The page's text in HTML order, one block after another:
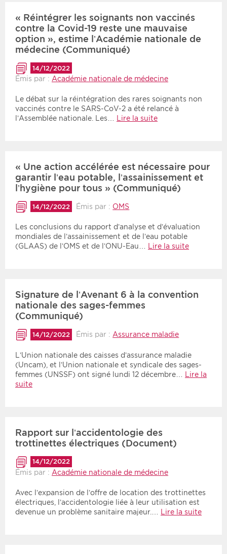
« Réintégrer les soignants non vaccinés
contre la Covid-19 reste une mauvaise
option », estime l’Académie nationale de
médecine (Communiqué)
14/12/2022
Émis par : Académie nationale de médecine
Le débat sur la réintégration des rares soignants non
vaccinés contre le SARS-CoV-2 a été relancé à
l’Assemblée nationale. Les…
Lire la suite
« Une action accélérée est nécessaire pour
garantir l’eau potable, l’assainissement et
l’hygiène pour tous » (Communiqué)
14/12/2022 Émis par : OMS
Les conclusions du rapport d’analyse et d’évaluation
mondiales de l’assainissement et de l’eau potable
(GLAAS) de l’OMS et de l’ONU-Eau… Lire la suite
Signature de l’Avenant 6 à la convention
nationale des sages-femmes
(Communiqué)
14/12/2022 Émis par : Assurance maladie
L’Union nationale des caisses d’assurance maladie
(Uncam), et l’Union nationale et syndicale des sages-
femmes (UNSSF) ont signé lundi 12 décembre…
Lire la
suite
Rapport sur l’accidentologie des
trottinettes électriques (Document)
14/12/2022
Émis par : Académie nationale de médecine
Avec l’expansion de l’offre de location des trottinettes
électriques, l’accidentologie liée à leur utilisation est
devenue un problème sanitaire majeur.…
Lire la suite